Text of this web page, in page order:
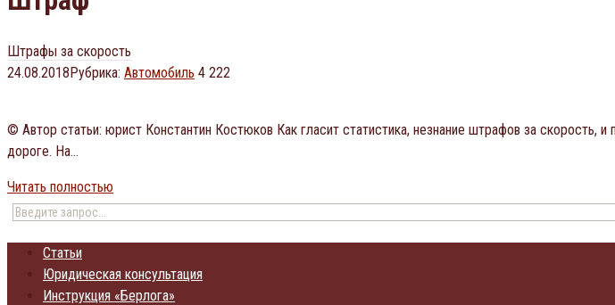
Штрафы за скорость
24.08.2018Рубрика: Автомобиль 4 222
© Автор статьи: юрист Константин Костюков Как гласит статистика, незнание штрафов за скорость,
дороге. На…
Читать полностью
Статьи
Юридическая консультация
Инструкция «Берлога»